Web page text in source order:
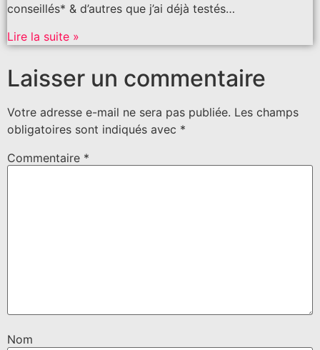
conseillés* & d’autres que j’ai déjà testés…
Lire la suite »
Laisser un commentaire
Votre adresse e-mail ne sera pas publiée. Les champs
obligatoires sont indiqués avec *
Commentaire *
Nom